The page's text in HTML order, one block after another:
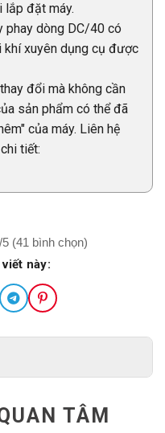
lắp đặt máy.
phay dòng DC/40 có
khí xuyên dụng cụ được
đổi mà không cần
sản phẩm có thể đã
của máy. Liên hệ
tiết:
5 (41 bình chọn)
này:
TÂM